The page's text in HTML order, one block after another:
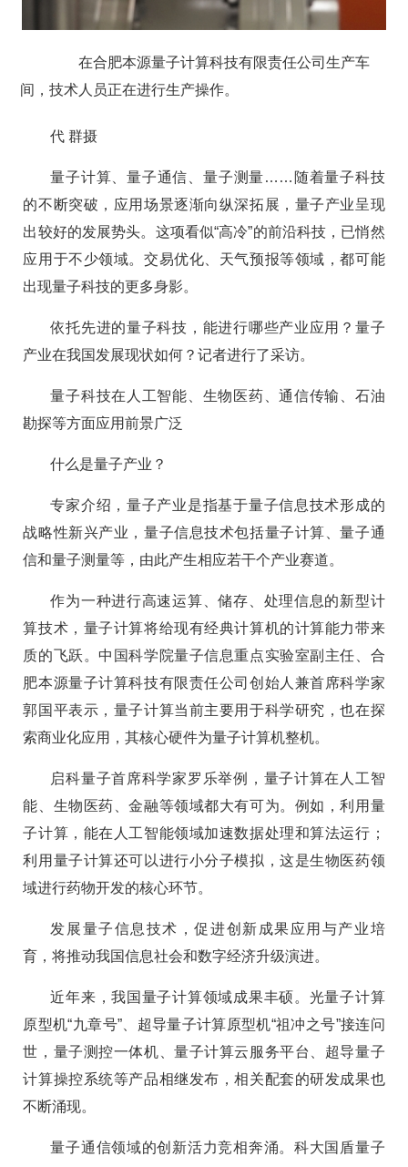
在合肥本源量子计算科技有限责任公司生产车
间，技术人员正在进行生产操作。
代 群摄
量子计算、量子通信、量子测量……随着量子科技
的不断突破，应用场景逐渐向纵深拓展，量子产业呈现
出较好的发展势头。这项看似“高冷”的前沿科技，已悄然
应用于不少领域。交易优化、天气预报等领域，都可能
出现量子科技的更多身影。
依托先进的量子科技，能进行哪些产业应用？量子
产业在我国发展现状如何？记者进行了采访。
量子科技在人工智能、生物医药、通信传输、石油
勘探等方面应用前景广泛
什么是量子产业？
专家介绍，量子产业是指基于量子信息技术形成的
战略性新兴产业，量子信息技术包括量子计算、量子通
信和量子测量等，由此产生相应若干个产业赛道。
作为一种进行高速运算、储存、处理信息的新型计
算技术，量子计算将给现有经典计算机的计算能力带来
质的飞跃。中国科学院量子信息重点实验室副主任、合
肥本源量子计算科技有限责任公司创始人兼首席科学家
郭国平表示，量子计算当前主要用于科学研究，也在探
索商业化应用，其核心硬件为量子计算机整机。
启科量子首席科学家罗乐举例，量子计算在人工智
能、生物医药、金融等领域都大有可为。例如，利用量
子计算，能在人工智能领域加速数据处理和算法运行；
利用量子计算还可以进行小分子模拟，这是生物医药领
域进行药物开发的核心环节。
发展量子信息技术，促进创新成果应用与产业培
育，将推动我国信息社会和数字经济升级演进。
近年来，我国量子计算领域成果丰硕。光量子计算
原型机“九章号”、超导量子计算原型机“祖冲之号”接连问
世，量子测控一体机、量子计算云服务平台、超导量子
计算操控系统等产品相继发布，相关配套的研发成果也
不断涌现。
量子通信领域的创新活力竞相奔涌。科大国盾量子